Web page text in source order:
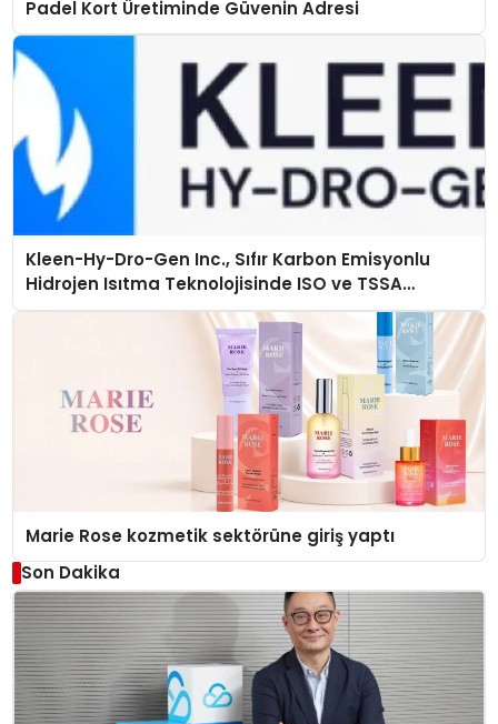
Padel Kort Üretiminde Güvenin Adresi
Kleen-Hy-Dro-Gen Inc., Sıfır Karbon Emisyonlu
Hidrojen Isıtma Teknolojisinde ISO ve TSSA
Düzenleyici Onaylarını Aldı
Marie Rose kozmetik sektörüne giriş yaptı
Son Dakika